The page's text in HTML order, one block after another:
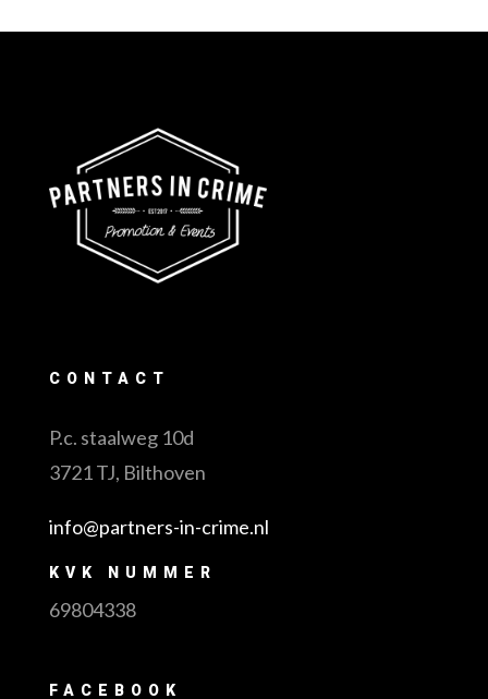
CONTACT
P.c. staalweg 10d
3721 TJ, Bilthoven
info@partners-in-crime.nl
KVK NUMMER
69804338
FACEBOOK